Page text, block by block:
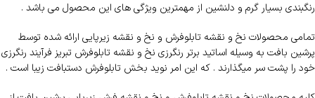
رنگبندی بسیار گرم و دلنشین از مهمترین ویژگی های این محصول می باشد .
تمامی محصولات نخ و نقشه تابلوفرش و نخ و نقشه زیرپایی ارائه شده توسط
پرشین بافت به وسیله اساتید برتر رنگرزی نخ و نقشه تابلوفرش تبریز فرآیند رنگرزی
خود را پشت سر میگذارند . که این امر نوید بخش تابلوفرش دستبافت زیبا است .